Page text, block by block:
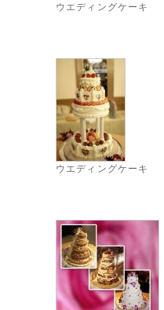
ウエディングケーキ
ウエディングケーキ